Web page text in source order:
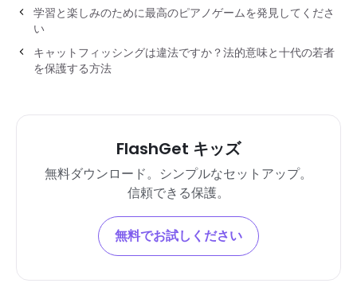
学習と楽しみのために最高のピアノゲームを発見してくださ
い
キャットフィッシングは違法ですか？法的意味と十代の若者
を保護する方法
FlashGet キッズ
無料ダウンロード。シンプルなセットアップ。
信頼できる保護。
無料でお試しください